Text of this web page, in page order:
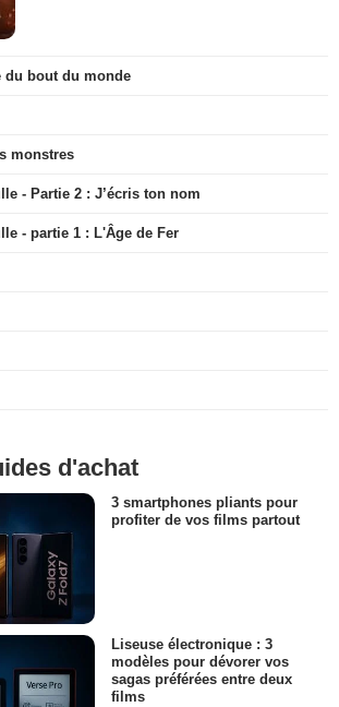
du bout du monde
monstres
- Partie 2 : J’écris ton nom
- partie 1 : L'Âge de Fer
d'achat
3 smartphones pliants pour
profiter de vos films partout
Liseuse électronique : 3
modèles pour dévorer vos
sagas préférées entre deux
films